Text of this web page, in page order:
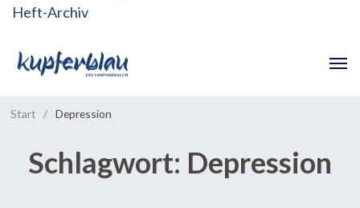
Heft-Archiv
Start / Depression
Schlagwort: Depression